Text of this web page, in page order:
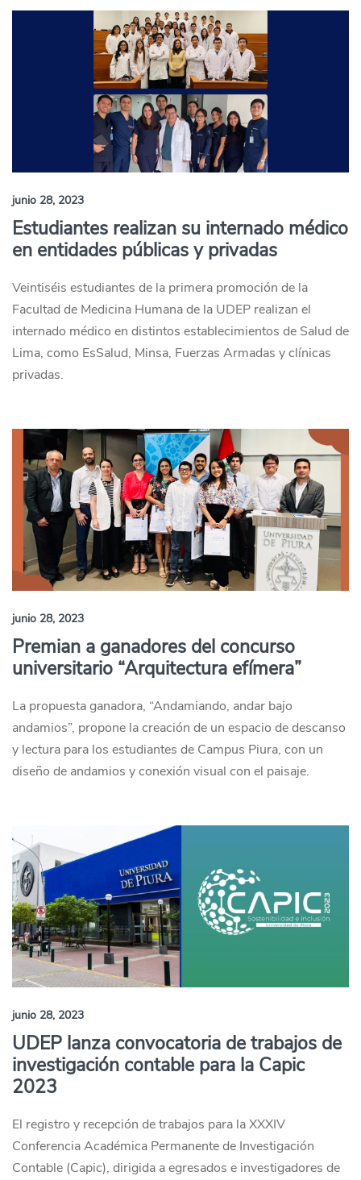
junio 28, 2023
Estudiantes realizan su internado médico
en entidades públicas y privadas
Veintiséis estudiantes de la primera promoción de la
Facultad de Medicina Humana de la UDEP realizan el
internado médico en distintos establecimientos de Salud de
Lima, como EsSalud, Minsa, Fuerzas Armadas y clínicas
privadas.
junio 28, 2023
Premian a ganadores del concurso
universitario “Arquitectura efímera”
La propuesta ganadora, “Andamiando, andar bajo
andamios”, propone la creación de un espacio de descanso
y lectura para los estudiantes de Campus Piura, con un
diseño de andamios y conexión visual con el paisaje.
junio 28, 2023
UDEP lanza convocatoria de trabajos de
investigación contable para la Capic
2023
El registro y recepción de trabajos para la XXXIV
Conferencia Académica Permanente de Investigación
Contable (Capic), dirigida a egresados e investigadores de